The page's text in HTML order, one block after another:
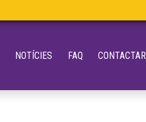
NOTÍCIES FAQ CONTACTAR